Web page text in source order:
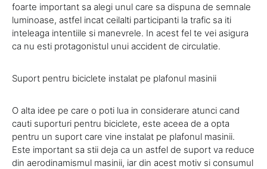
foarte important sa alegi unul care sa dispuna de semnale
luminoase, astfel incat ceilalti participanti la trafic sa iti
inteleaga intentiile si manevrele. In acest fel te vei asigura
ca nu esti protagonistul unui accident de circulatie.
Suport pentru biciclete instalat pe plafonul masinii
O alta idee pe care o poti lua in considerare atunci cand
cauti suporturi pentru biciclete, este aceea de a opta
pentru un suport care vine instalat pe plafonul masinii.
Este important sa stii deja ca un astfel de suport va reduce
din aerodinamismul masinii, iar din acest motiv si consumul